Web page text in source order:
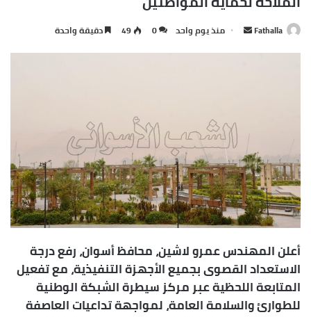
jungle there’s a lot of they in there, after you overcome
they, you will make it to paradise.
In life there will be road blocks but we will over come it.
Another one. Learning is cool, but knowing is better, and I
know the key to success. The key to more success is to
get a massage once a week, very important, major key,
cloth talk. I told you all this before, when you have a
swimming pool, do not use chlorine, use salt water, the
healing, salt water is the healing. I’m up to something.
Life is what you make it, so let’s make it. The other day
the grass was brown, now it’s green because I ain’t give
up. Never surrender.